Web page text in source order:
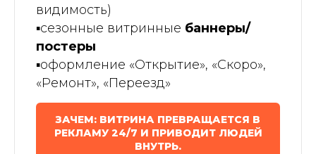
видимость)
▪️сезонные витринные баннеры/
постеры
▪️оформление «Открытие», «Скоро»,
«Ремонт», «Переезд»
ЗАЧЕМ: ВИТРИНА ПРЕВРАЩАЕТСЯ В
РЕКЛАМУ 24/7 И ПРИВОДИТ ЛЮДЕЙ
ВНУТРЬ.